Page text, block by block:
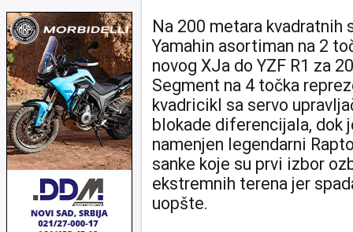
Na 200 metara kvadratnih
Yamahin asortiman na 2
novog XJa do YZF R1 za
Segment na 4 točka
kvadricikl sa servo
blokade diferencijala, dok
namenjen legendarni
sanke koje su prvi izbor
ekstremnih terena jer
uopšte.